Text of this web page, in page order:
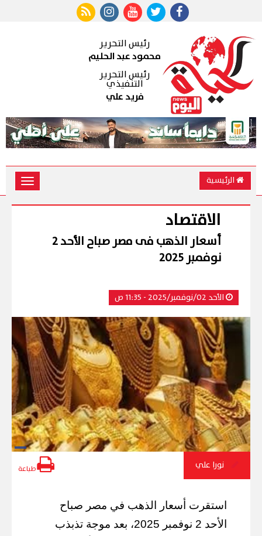
رئيس التحرير
محمود عبد الحليم
رئيس التحرير
التنفيذي
فريد علي
الرئيسية
Toggle
الاقتصاد
أسعار الذهب فى مصر صباح الأحد 2
نوفمبر 2025
الأحد 02/نوفمبر/2025 - 11:35 ص
نورا علي طباعة
استقرت أسعار الذهب في مصر صباح
الأحد 2 نوفمبر 2025، بعد موجة تذبذب